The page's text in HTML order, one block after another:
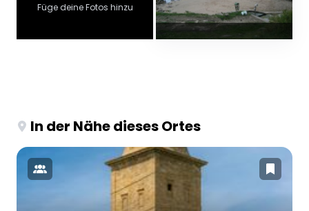
Füge deine Fotos hinzu
In der Nähe dieses Ortes